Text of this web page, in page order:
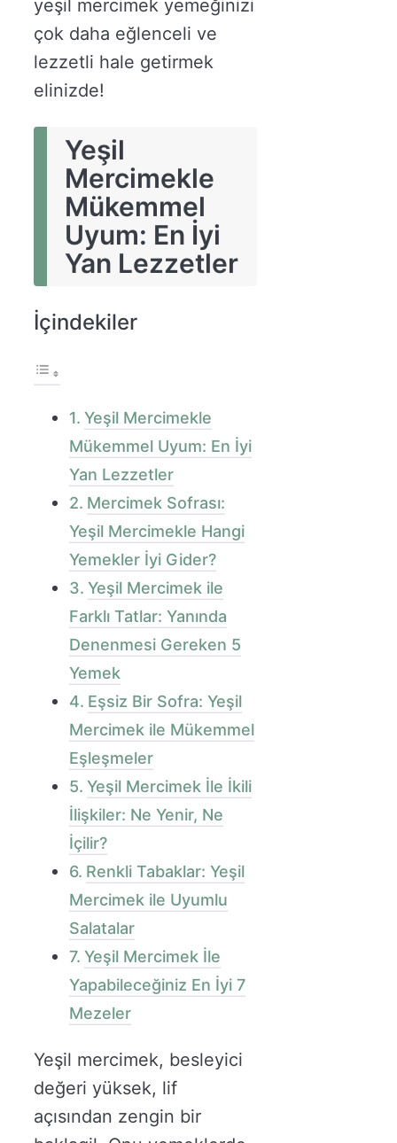
yeşil mercimek yemeğinizi
çok daha eğlenceli ve
lezzetli hale getirmek
elinizde!
Yeşil
Mercimekle
Mükemmel
Uyum: En İyi
Yan Lezzetler
İçindekiler
Yeşil Mercimekle
Mükemmel Uyum: En İyi
Yan Lezzetler
Mercimek Sofrası:
Yeşil Mercimekle Hangi
Yemekler İyi Gider?
Yeşil Mercimek ile
Farklı Tatlar: Yanında
Denenmesi Gereken 5
Yemek
Eşsiz Bir Sofra: Yeşil
Mercimek ile Mükemmel
Eşleşmeler
Yeşil Mercimek İle İkili
İlişkiler: Ne Yenir, Ne
İçilir?
Renkli Tabaklar: Yeşil
Mercimek ile Uyumlu
Salatalar
Yeşil Mercimek İle
Yapabileceğiniz En İyi 7
Mezeler
Yeşil mercimek, besleyici
değeri yüksek, lif
açısından zengin bir